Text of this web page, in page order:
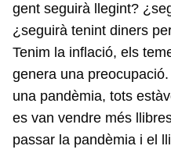
gent seguirà llegint?
¿seguirà tenint diners
Tenim la inflació, els
genera una
una pandèmia, tots
es van vendre més
passar la pandèmia i el